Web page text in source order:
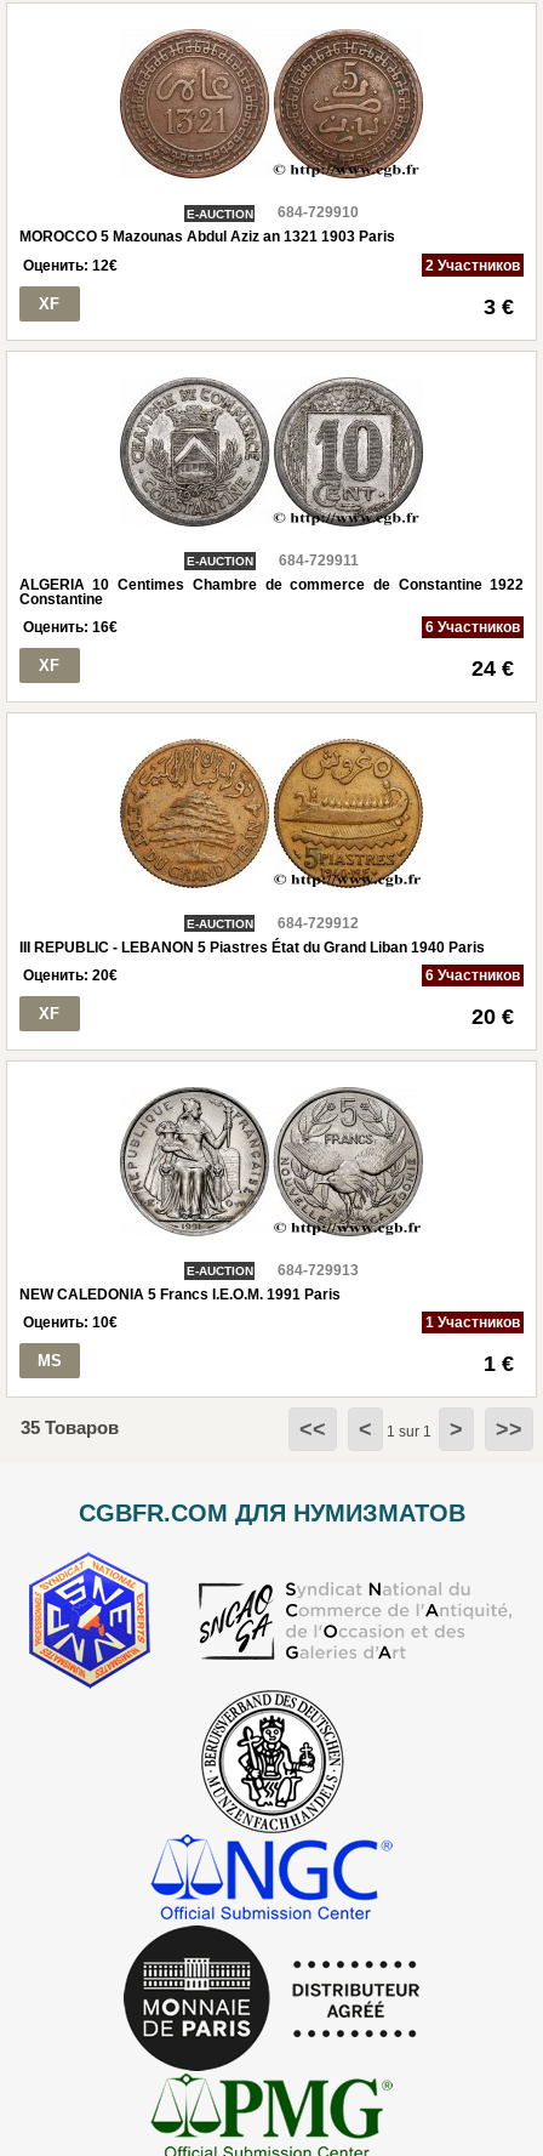
E-AUCTION
684-729910
MOROCCO 5 Mazounas Abdul Aziz an 1321 1903 Paris
Оценить: 12€ 2 Участников
XF 3 €
E-AUCTION
684-729911
ALGERIA 10 Centimes Chambre de commerce de Constantine 1922
Constantine
Оценить: 16€ 6 Участников
XF 24 €
E-AUCTION
684-729912
III REPUBLIC - LEBANON 5 Piastres État du Grand Liban 1940 Paris
Оценить: 20€ 6 Участников
XF 20 €
E-AUCTION
684-729913
NEW CALEDONIA 5 Francs I.E.O.M. 1991 Paris
Оценить: 10€ 1 Участников
MS 1 €
35 Товаров << < 1 sur 1 > >>
CGBFR.COM ДЛЯ НУМИЗМАТОВ